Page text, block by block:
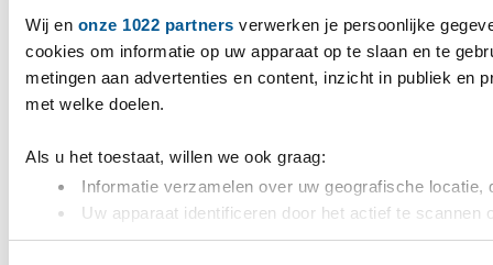
Wij en onze 1022 partners verwerken je persoonlijke
cookies om informatie op uw apparaat op te slaan en te
metingen aan advertenties en content, inzicht in publiek en
met welke doelen.
Als u het toestaat, willen we ook graag:
Informatie verzamelen over uw geografische
Uw apparaat identificeren door het actief te scannen
Lees meer over hoe uw persoonlijke gegevens worden